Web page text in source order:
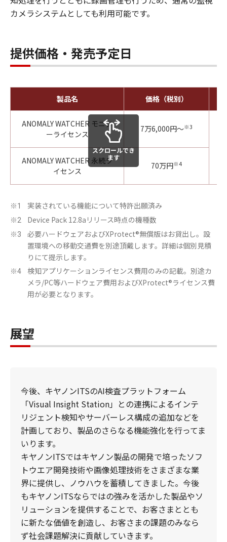
カメラシステムとしても利用可能です。
提供価格・発売予定日
製品名 価格（税別）
ANOMALY WATCHER モニタ
ーライセンス
7万6,000円～※3
ANOMALY WATCHER 永続ラ
イセンス
70万円※4
スクロールでき
ます
※1 実装されている機能について特許出願済み
※2 Device Pack 12.8aリリース時点の機種数
※3
必要ハードウェアおよびXProtect®無償版はお貸出し。設
置環境への移動交通費を別途頂戴します。詳細は個別見積
りにて提示します。
※4
検知アプリケーションライセンス費用のみの記載。別途カ
メラ/PC等ハードウェア費用およびXProtect®ライセンス費
用が必要となります。
展望
今後、キヤノンITSのAI検査プラットフォーム
「Visual Insight Station」との連携によるインテ
リジェント検知やサーバーレス構成の追加などを
計画しており、製品のさらなる機能強化を行ってま
いります。
キヤノンITSではキヤノン製品の開発で培ったソフ
トウエア開発技術や画像処理技術をさまざまな業
界に提供し、ノウハウを蓄積してきました。今後
もキヤノンITSならではの強みを活かした製品やソ
リューションを提供することで、お客さまととも
に新たな価値を創造し、お客さまの課題のみなら
ず社会課題解決に貢献していきます。